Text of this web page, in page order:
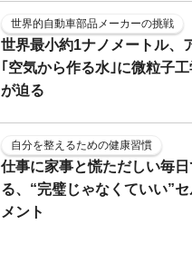
世界的自動車部品メーカーの挑戦
世界最小約1ナノメートル、
｢空気から作る水｣に微粒子
が迫る
自分を整えるための健康習慣
仕事に家事と慌ただしい毎日
る、“完璧じゃなくていい”
メント